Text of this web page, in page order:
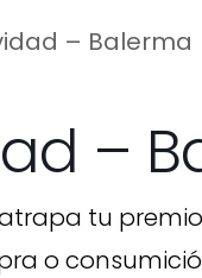
– Balerma
–
tu
o